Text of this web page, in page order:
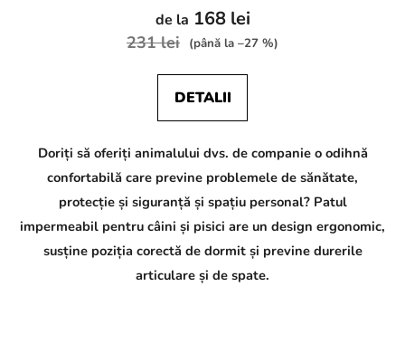
de la 168 lei
231 lei (până la –27 %)
DETALII
Doriți să oferiți animalului dvs. de companie o odihnă
confortabilă care previne problemele de sănătate,
protecție și siguranță și spațiu personal? Patul
impermeabil pentru câini și pisici are un design ergonomic,
susține poziția corectă de dormit și previne durerile
articulare și de spate.